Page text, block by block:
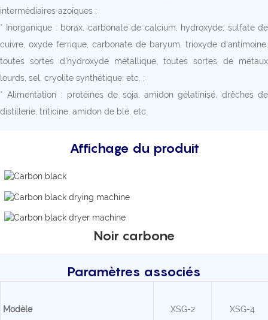
intermédiaires azoïques ;
* Inorganique : borax, carbonate de calcium, hydroxyde, sulfate de
cuivre, oxyde ferrique, carbonate de baryum, trioxyde d'antimoine,
toutes sortes d'hydroxyde métallique, toutes sortes de métaux
lourds, sel, cryolite synthétique, etc. ;
* Alimentation : protéines de soja, amidon gélatinisé, drêches de
distillerie, triticine, amidon de blé, etc.
Affichage du produit
Noir carbone
Paramètres associés
Modèle XSG-2 XSG-4